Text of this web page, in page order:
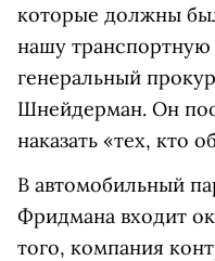
которые должны
нашу транспортную
генеральный
Шнейдерман. Он
наказать «тех, кто
В автомобильный
Фридмана входит
того, компания